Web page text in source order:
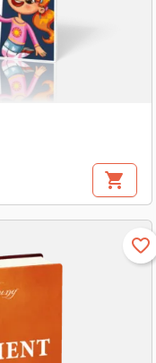
shopping_cart
favorite_border